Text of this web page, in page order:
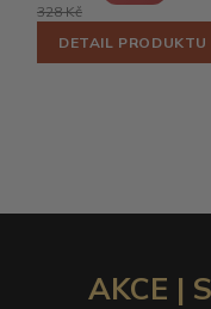
328 Kč
DETAIL PRODUKTU
AKCE |